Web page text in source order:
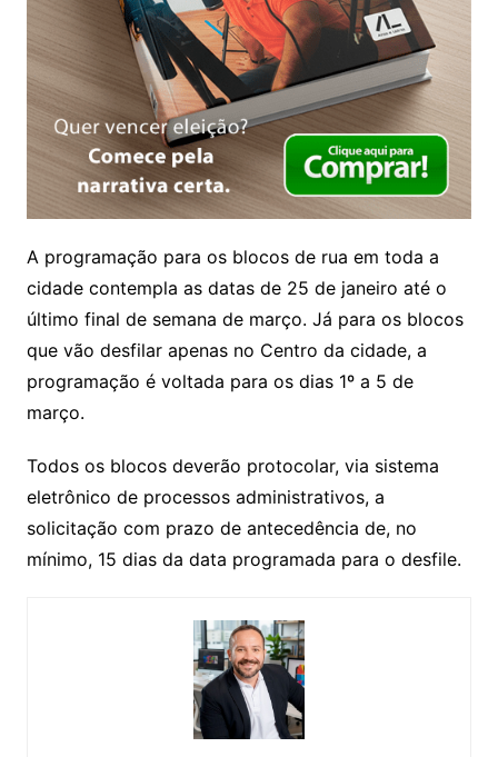
A programação para os blocos de rua em toda a
cidade contempla as datas de 25 de janeiro até o
último final de semana de março. Já para os blocos
que vão desfilar apenas no Centro da cidade, a
programação é voltada para os dias 1º a 5 de
março.
Todos os blocos deverão protocolar, via sistema
eletrônico de processos administrativos, a
solicitação com prazo de antecedência de, no
mínimo, 15 dias da data programada para o desfile.